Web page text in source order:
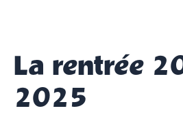
La rentrée
2025